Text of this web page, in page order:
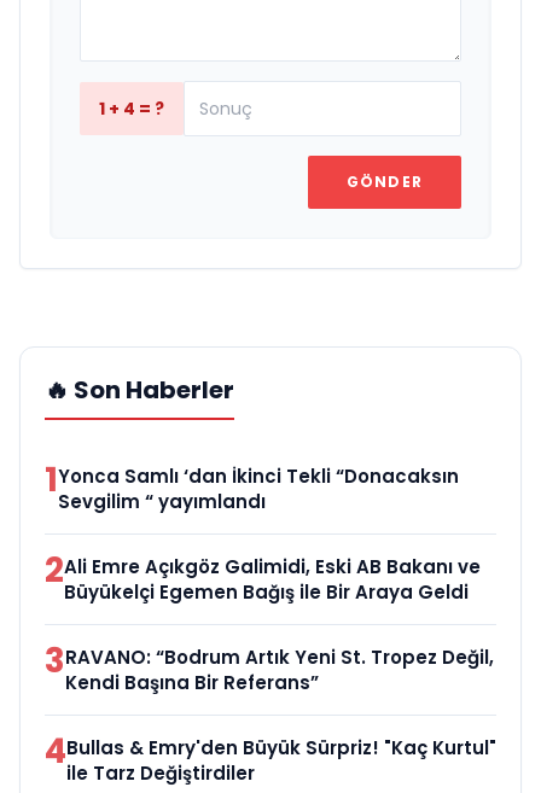
1 + 4 = ?
GÖNDER
🔥 Son Haberler
1Yonca Samlı ‘dan İkinci Tekli “Donacaksın
Sevgilim “ yayımlandı
2Ali Emre Açıkgöz Galimidi, Eski AB Bakanı ve
Büyükelçi Egemen Bağış ile Bir Araya Geldi
3RAVANO: “Bodrum Artık Yeni St. Tropez Değil,
Kendi Başına Bir Referans”
4Bullas & Emry'den Büyük Sürpriz! "Kaç Kurtul"
ile Tarz Değiştirdiler